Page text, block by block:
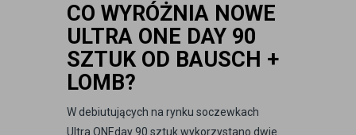
CO WYRÓŻNIA NOWE
ULTRA ONE DAY 90
SZTUK OD BAUSCH +
LOMB?
W debiutujących na rynku soczewkach
Ultra ONEday 90 sztuk wykorzystano dwie